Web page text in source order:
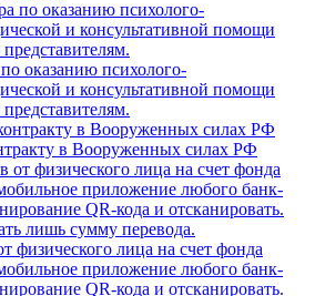
оказанию психолого-
и консультативной помощи
в Вооруженных силах РФ
физического лица на счет фонда
приложение любого банк-
QR-кода и отсканировать.